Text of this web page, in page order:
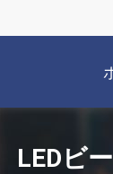
LEDビ